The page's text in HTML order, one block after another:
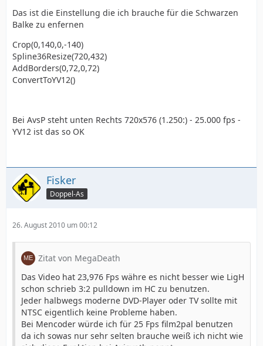
Das ist die Einstellung die ich brauche für die Schwarzen
Balke zu enfernen
Crop(0,140,0,-140)
Spline36Resize(720,432)
AddBorders(0,72,0,72)
ConvertToYV12()
Bei AvsP steht unten Rechts 720x576 (1.250:) - 25.000 fps -
YV12 ist das so OK
Fisker
Doppel-As
26. August 2010 um 00:12
Zitat von MegaDeath
Das Video hat 23,976 Fps währe es nicht besser wie LigH
schon schrieb 3:2 pulldown im HC zu benutzen.
Jeder halbwegs moderne DVD-Player oder TV sollte mit
NTSC eigentlich keine Probleme haben.
Bei Mencoder würde ich für 25 Fps film2pal benutzen
da ich sowas nur sehr selten brauche weiß ich nicht wie